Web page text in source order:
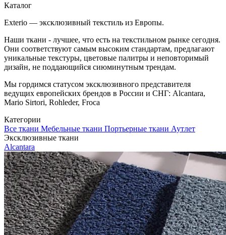
Каталог
Exterio — эксклюзивный текстиль из Европы.
Наши ткани - лучшее, что есть на текстильном рынке сегодня.
Они соответствуют самым высоким стандартам, предлагают
уникальные текстуры, цветовые палитры и неповторимый
дизайн, не поддающийся сиюминутным трендам.
Мы гордимся статусом эксклюзивного представителя
ведущих европейских брендов в России и СНГ: Alcantara,
Mario Sirtori, Rohleder, Froca
Категории
Все ткани Мебельные ткани Портьерные ткани Аутлет
Эксклюзивные ткани
Alcantara